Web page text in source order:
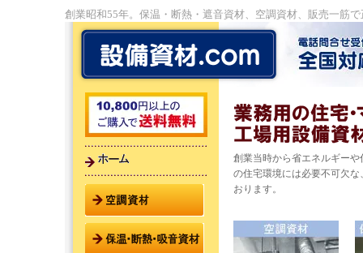
創業昭和55年。保温・断熱・遮音資材、空調資材、販売一筋
創業当時から省エネルギー
の住宅環境には必要不可欠
おります。